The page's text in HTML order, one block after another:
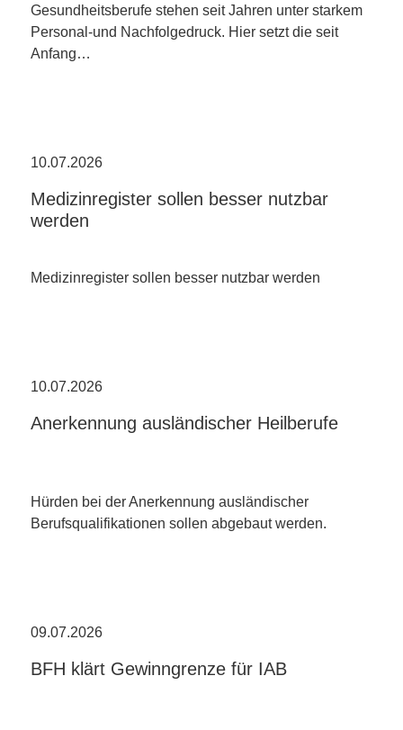
Gesundheitsberufe stehen seit Jahren unter starkem
Personal-und Nachfolgedruck. Hier setzt die seit
Anfang…
10.07.2026
Medizinregister sollen besser nutzbar
werden
Medizinregister sollen besser nutzbar werden
10.07.2026
Anerkennung ausländischer Heilberufe
Hürden bei der Anerkennung ausländischer
Berufsqualifikationen sollen abgebaut werden.
09.07.2026
BFH klärt Gewinngrenze für IAB